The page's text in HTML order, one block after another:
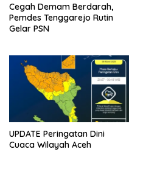
Cegah Demam Berdarah,
Pemdes Tenggarejo Rutin
Gelar PSN
UPDATE Peringatan Dini
Cuaca Wilayah Aceh